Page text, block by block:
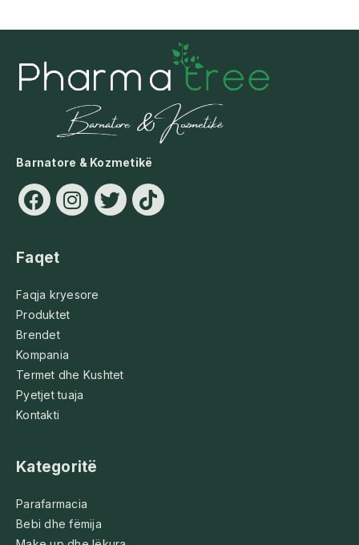
Barnatore & Kozmetikë
Faqet
Faqja kryesore
Produktet
Brendet
Kompania
Termet dhe Kushtet
Pyetjet tuaja
Kontakti
Kategoritë
Parafarmacia
Bebi dhe fëmija